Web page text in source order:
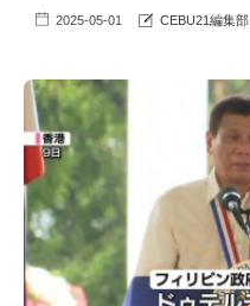
2025-05-01 CEBU21編集部